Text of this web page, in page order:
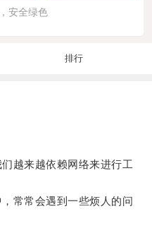
安全绿色
排行
越来越依赖网络来进行工
常常会遇到一些烦人的问